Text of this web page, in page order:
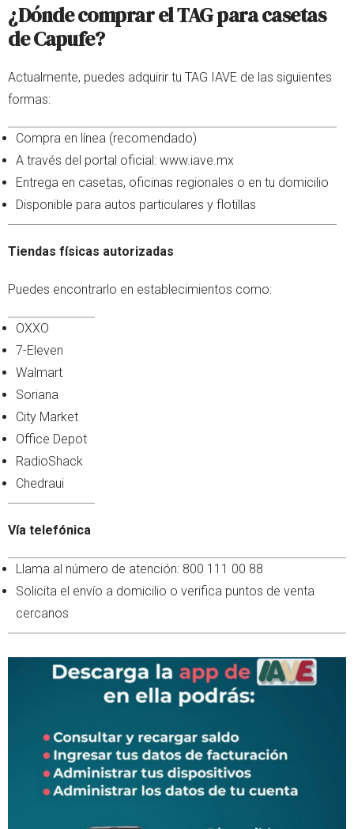
¿Dónde comprar el TAG para casetas
de Capufe?
Actualmente, puedes adquirir tu TAG IAVE de las siguientes
formas:
Compra en línea (recomendado)
A través del portal oficial: www.iave.mx
Entrega en casetas, oficinas regionales o en tu domicilio
Disponible para autos particulares y flotillas
Tiendas físicas autorizadas
Puedes encontrarlo en establecimientos como:
OXXO
7-Eleven
Walmart
Soriana
City Market
Office Depot
RadioShack
Chedraui
Vía telefónica
Llama al número de atención: 800 111 00 88
Solicita el envío a domicilio o verifica puntos de venta
cercanos